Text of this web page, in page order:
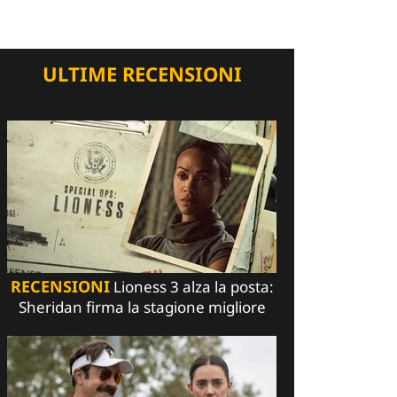
ULTIME RECENSIONI
RECENSIONILioness 3 alza la posta:
Sheridan firma la stagione migliore